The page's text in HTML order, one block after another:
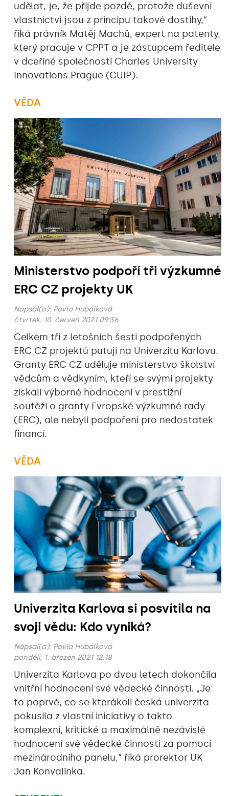
udělat, je, že přijde pozdě, protože duševní
vlastnictví jsou z principu takové dostihy,“
říká právník Matěj Machů, expert na patenty,
který pracuje v CPPT a je zástupcem ředitele
v dceřiné společnosti Charles University
Innovations Prague (CUIP).
VĚDA
Ministerstvo podpoří tři výzkumné
ERC CZ projekty UK
Napsal(a): Pavla Hubálková
čtvrtek, 10. červen 2021 09:36
Celkem tři z letošních šesti podpořených
ERC CZ projektů putují na Univerzitu Karlovu.
Granty ERC CZ uděluje ministerstvo školství
vědcům a vědkyním, kteří se svými projekty
získali výborné hodnocení v prestižní
soutěži o granty Evropské výzkumné rady
(ERC), ale nebyli podpořeni pro nedostatek
financí.
VĚDA
Univerzita Karlova si posvítila na
svoji vědu: Kdo vyniká?
Napsal(a): Pavla Hubálková
pondělí, 1. březen 2021 12:18
Univerzita Karlova po dvou letech dokončila
vnitřní hodnocení své vědecké činnosti. „Je
to poprvé, co se kterákoli česká univerzita
pokusila z vlastní iniciativy o takto
komplexní, kritické a maximálně nezávislé
hodnocení své vědecké činnosti za pomoci
mezinárodního panelu,“ říká prorektor UK
Jan Konvalinka.